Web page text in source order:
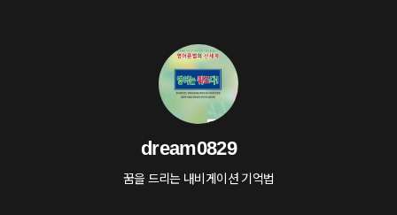
dream0829
꿈을 드리는 내비게이션 기억법